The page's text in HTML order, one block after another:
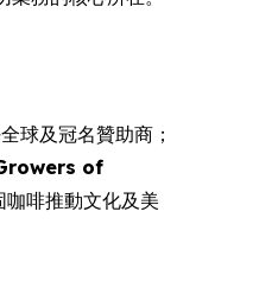
球及冠名贊助商；
of
啡推動文化及美